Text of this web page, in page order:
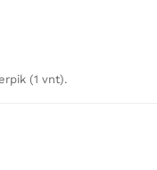
(1 vnt).